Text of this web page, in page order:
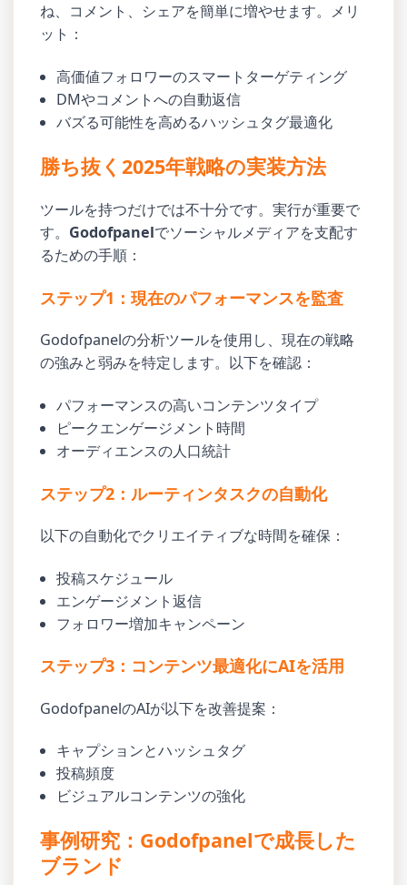
ね、コメント、シェアを簡単に増やせます。メリ
ット：
高価値フォロワーのスマートターゲティング
DMやコメントへの自動返信
バズる可能性を高めるハッシュタグ最適化
勝ち抜く2025年戦略の実装方法
ツールを持つだけでは不十分です。実行が重要で
す。 Godofpanelでソーシャルメディアを支配す
るための手順：
ステップ1：現在のパフォーマンスを監査
Godofpanelの分析ツールを使用し、現在の戦略
の強みと弱みを特定します。以下を確認：
パフォーマンスの高いコンテンツタイプ
ピークエンゲージメント時間
オーディエンスの人口統計
ステップ2：ルーティンタスクの自動化
以下の自動化でクリエイティブな時間を確保：
投稿スケジュール
エンゲージメント返信
フォロワー増加キャンペーン
ステップ3：コンテンツ最適化にAIを活用
GodofpanelのAIが以下を改善提案：
キャプションとハッシュタグ
投稿頻度
ビジュアルコンテンツの強化
事例研究：Godofpanelで成長した
ブランド